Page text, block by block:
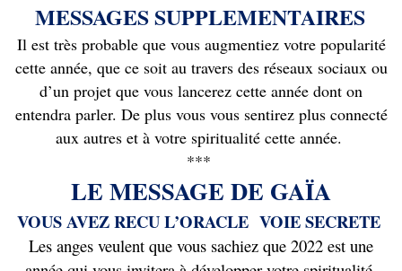
MESSAGES SUPPLEMENTAIRES
Il est très probable que vous augmentiez votre popularité
cette année, que ce soit au travers des réseaux sociaux ou
d’un projet que vous lancerez cette année dont on
entendra parler. De plus vous vous sentirez plus connecté
aux autres et à votre spiritualité cette année.
***
LE MESSAGE DE GAÏA
VOUS AVEZ RECU L’ORACLE VOIE SECRETE
Les anges veulent que vous sachiez que 2022 est une